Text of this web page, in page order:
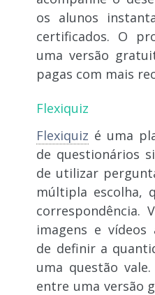
os alunos
certificados. O
uma versão
pagas com mais
Flexiquiz
Flexiquiz é uma
de questionários
de utilizar
múltipla escolha,
correspondência.
imagens e
de definir a
uma questão
entre uma versão